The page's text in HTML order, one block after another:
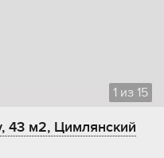
1 из 15
43 м2, Цимлянский